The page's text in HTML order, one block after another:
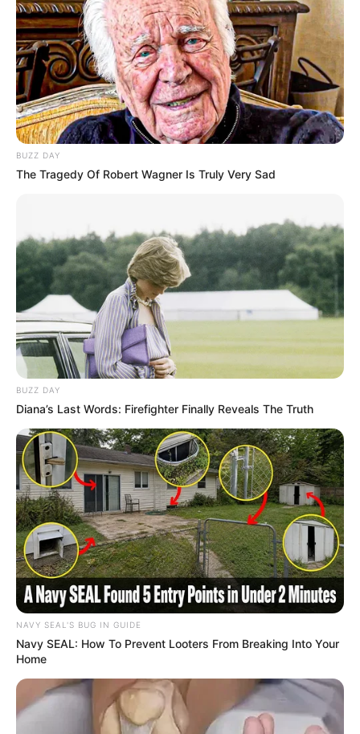
BUZZ DAY
The Tragedy Of Robert Wagner Is Truly Very Sad
BUZZ DAY
Diana’s Last Words: Firefighter Finally Reveals The Truth
NAVY SEAL'S BUG IN GUIDE
Navy SEAL: How To Prevent Looters From Breaking Into Your
Home